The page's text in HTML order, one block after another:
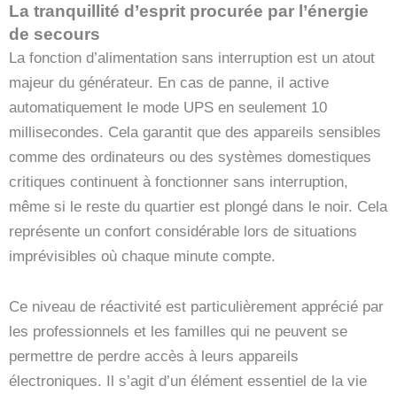
La tranquillité d’esprit procurée par l’énergie
de secours
La fonction d’alimentation sans interruption est un atout
majeur du générateur. En cas de panne, il active
automatiquement le mode UPS en seulement 10
millisecondes. Cela garantit que des appareils sensibles
comme des ordinateurs ou des systèmes domestiques
critiques continuent à fonctionner sans interruption,
même si le reste du quartier est plongé dans le noir. Cela
représente un confort considérable lors de situations
imprévisibles où chaque minute compte.
Ce niveau de réactivité est particulièrement apprécié par
les professionnels et les familles qui ne peuvent se
permettre de perdre accès à leurs appareils
électroniques. Il s’agit d’un élément essentiel de la vie